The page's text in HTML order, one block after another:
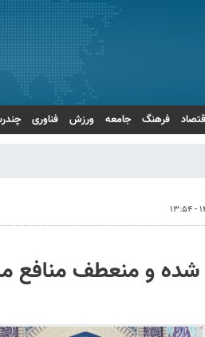
فرهنگ جامعه ورزش فناوری
شده و منعطف منافع